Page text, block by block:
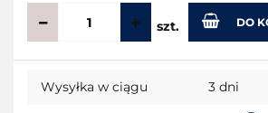
szt. DO
Wysyłka w ciągu 3 dni